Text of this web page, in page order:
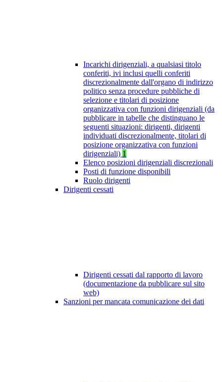
Incarichi dirigenziali, a qualsiasi titolo
conferiti, ivi inclusi quelli conferiti
discrezionalmente dall'organo di indirizzo
politico senza procedure pubbliche di
selezione e titolari di posizione
organizzativa con funzioni dirigenziali (da
pubblicare in tabelle che distinguano le
seguenti situazioni: dirigenti, dirigenti
individuati discrezionalmente, titolari di
posizione organizzativa con funzioni
dirigenziali) 1
Elenco posizioni dirigenziali discrezionali
Posti di funzione disponibili
Ruolo dirigenti
Dirigenti cessati
Dirigenti cessati dal rapporto di lavoro
(documentazione da pubblicare sul sito
web)
Sanzioni per mancata comunicazione dei dati